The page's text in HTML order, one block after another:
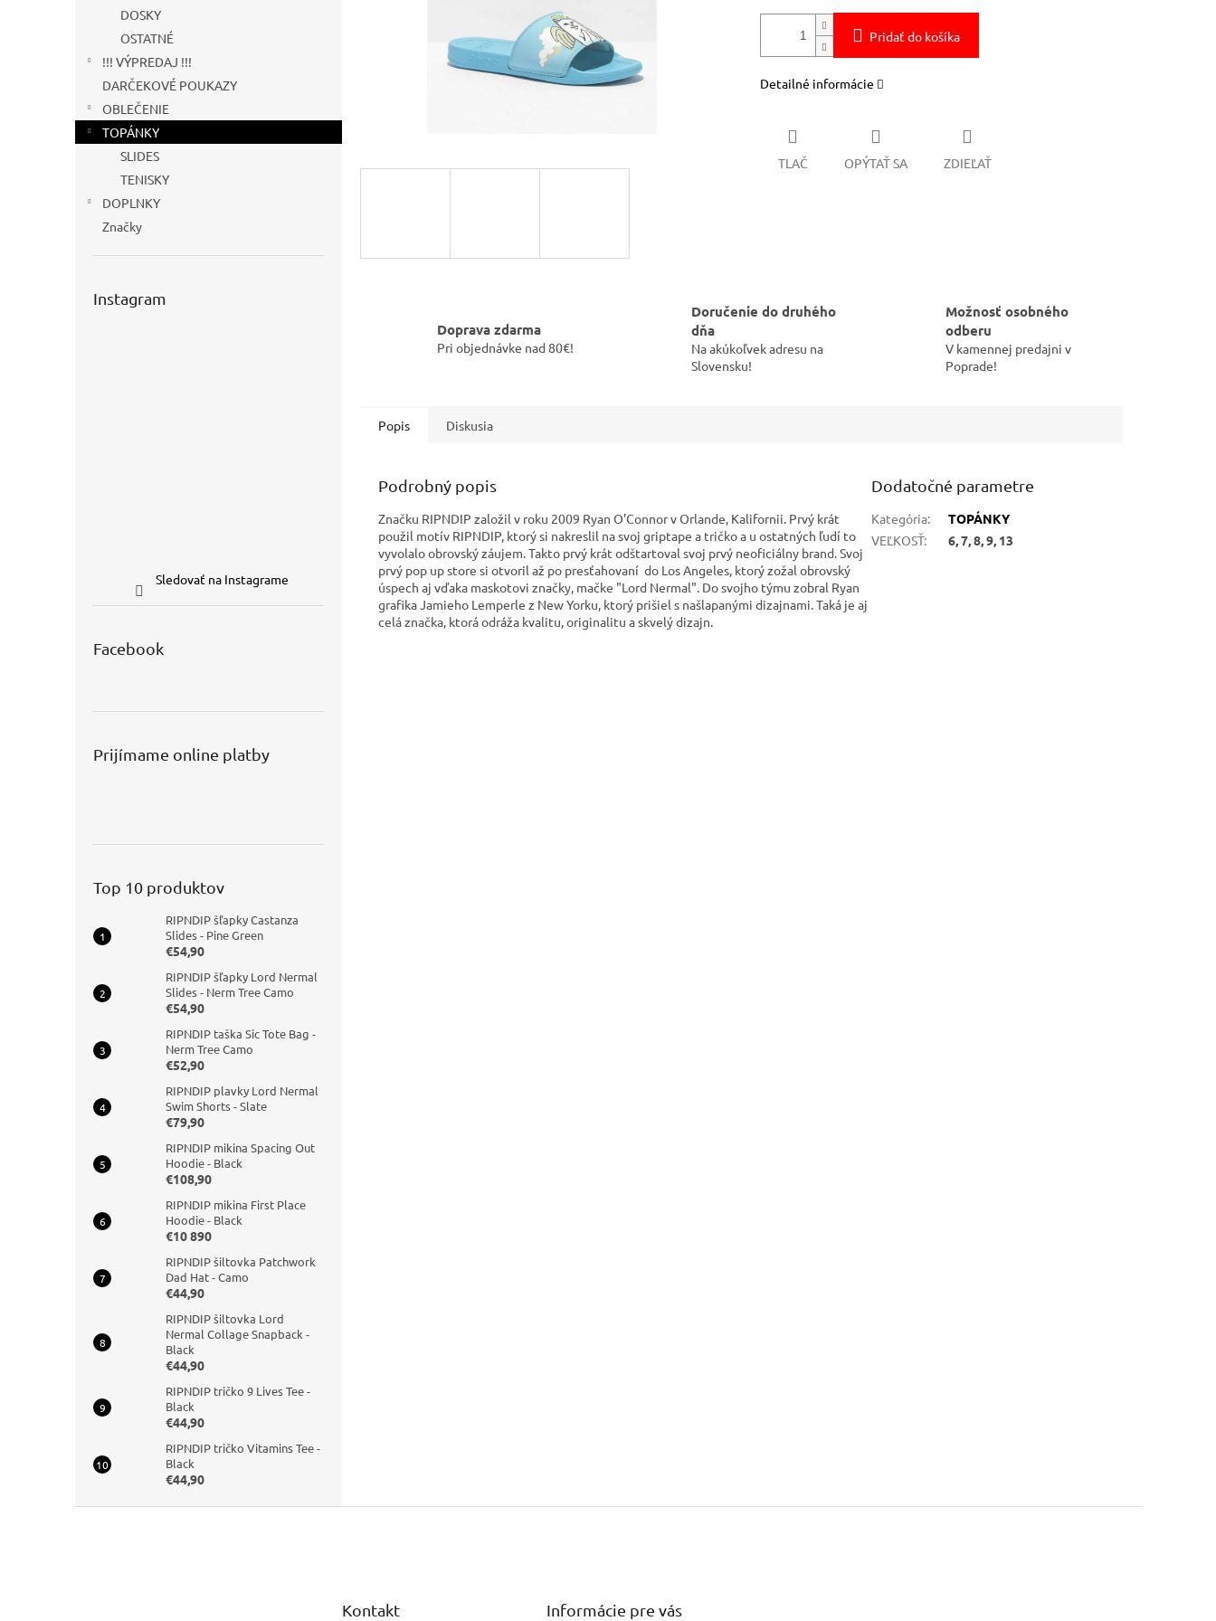
DOSKY
OSTATNÉ
!!! VÝPREDAJ !!!
DARČEKOVÉ POUKAZY
OBLEČENIE
TOPÁNKY
SLIDES
TENISKY
DOPLNKY
Značky
Instagram
Sledovať na Instagrame
Facebook
Prijímame online platby
Top 10 produktov
RIPNDIP šľapky Castanza
Slides - Pine Green
€54,90
RIPNDIP šľapky Lord Nermal
Slides - Nerm Tree Camo
€54,90
RIPNDIP taška Sic Tote Bag -
Nerm Tree Camo
€52,90
RIPNDIP plavky Lord Nermal
Swim Shorts - Slate
€79,90
RIPNDIP mikina Spacing Out
Hoodie - Black
€108,90
RIPNDIP mikina First Place
Hoodie - Black
€10 890
RIPNDIP šiltovka Patchwork
Dad Hat - Camo
€44,90
RIPNDIP šiltovka Lord
Nermal Collage Snapback -
Black
€44,90
RIPNDIP tričko 9 Lives Tee -
Black
€44,90
RIPNDIP tričko Vitamins Tee -
Black
€44,90
Pridať do košíka
Detailné informácie
TLAČ OPÝTAŤ SA ZDIEĽAŤ
Doprava zdarma
Pri objednávke nad 80€!
Doručenie do druhého
dňa
Na akúkoľvek adresu na
Slovensku!
Možnosť osobného
odberu
V kamennej predajni v
Poprade!
Popis Diskusia
Podrobný popis
Značku RIPNDIP založil v roku 2009 Ryan O'Connor v Orlande, Kalifornii. Prvý krát
použil motív RIPNDIP, ktorý si nakreslil na svoj griptape a tričko a u ostatných ľudí to
vyvolalo obrovský záujem. Takto prvý krát odštartoval svoj prvý neoficiálny brand. Svoj
prvý pop up store si otvoril až po presťahovaní do Los Angeles, ktorý zožal obrovský
úspech aj vďaka maskotovi značky, mačke "Lord Nermal". Do svojho týmu zobral Ryan
grafika Jamieho Lemperle z New Yorku, ktorý prišiel s našlapanými dizajnami. Taká je aj
celá značka, ktorá odráža kvalitu, originalitu a skvelý dizajn.
Dodatočné parametre
Kategória:
TOPÁNKY
VEĽKOSŤ: 6, 7, 8, 9, 13
Kontakt Informácie pre vás